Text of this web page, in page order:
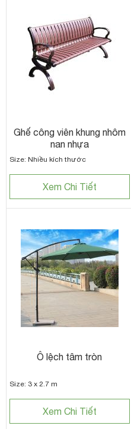
Ghế công viên khung nhôm
nan nhựa
Size: Nhiều kích thước
Xem Chi Tiết
Ô lệch tâm tròn
Size: 3 x 2.7 m
Xem Chi Tiết